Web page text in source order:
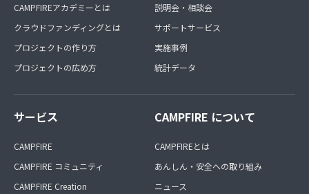
CAMPFIREアカデミーとは
クラウドファンディングとは
プロジェクトの作り方
プロジェクトの広め方
説明会・相談会
サポートサービス
実施事例
統計データ
サービス
CAMPFIRE
CAMPFIRE コミュニティ
CAMPFIRE Creation
CAMPFIRE について
CAMPFIREとは
あんしん・安全への取り組み
ニュース